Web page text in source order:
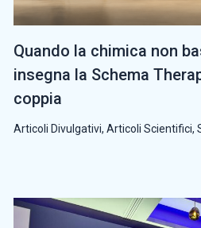
Quando la chimica non
insegna la Schema
coppia
Articoli Divulgativi, Articoli Scientifici,